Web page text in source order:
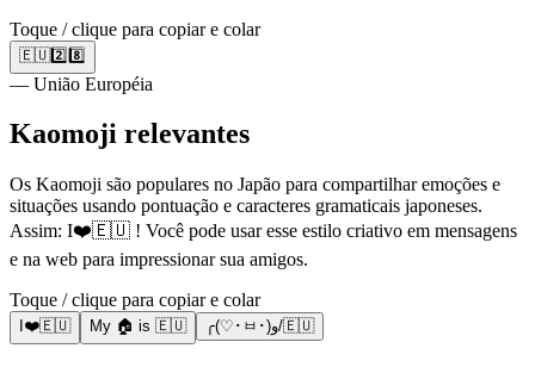
Toque / clique para copiar e colar
🇪🇺2️⃣8️⃣
— União Européia
Kaomoji relevantes
Os Kaomoji são populares no Japão para compartilhar emoções e
situações usando pontuação e caracteres gramaticais japoneses.
Assim: I❤️🇪🇺 ! Você pode usar esse estilo criativo em mensagens
e na web para impressionar sua amigos.
Toque / clique para copiar e colar
I❤️🇪🇺 My 🏠 is 🇪🇺 ╭(♡･ㅂ･)و/🇪🇺